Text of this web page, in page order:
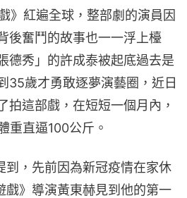
》紅遍全球，整部劇的演員因
後奮鬥的故事也一一浮上檯
德秀」的許成泰被起底過去是
35歲才勇敢逐夢演藝圈，近日
拍這部戲，在短短一個月內，
重直逼100公斤。
到，先前因為新冠疫情在家休
戲》導演黃東赫見到他的第一